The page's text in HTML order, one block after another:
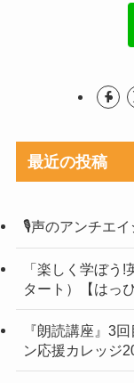
最近の投稿
🎙声のアンチエイ
「楽しく学ぼう
タート）【はっ
『朗読講座』3
ン応援カレッジ